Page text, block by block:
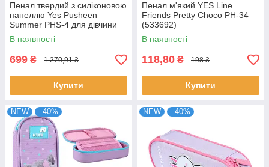
Пенал твердий з силіконовою
панеллю Yes Pusheen
Summer PHS-4 для дівчини
(533838)
В наявності
699 ₴ 1 270,91 ₴
Купити
Пенал м'який YES Line
Friends Pretty Choco PH-34
(533692)
В наявності
118,80 ₴ 198 ₴
Купити
NEW –40% NEW –40%